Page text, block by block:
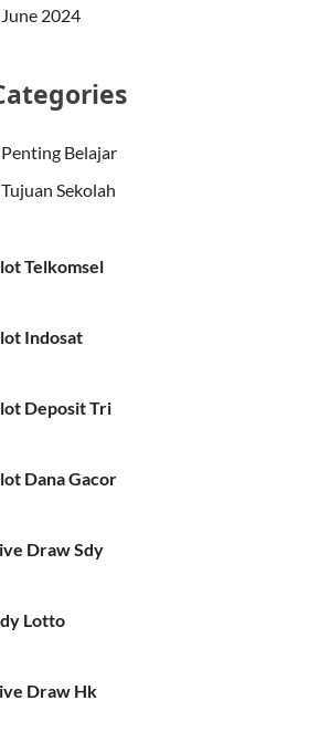
June 2024
Penting Belajar
Tujuan Sekolah
Telkomsel
Indosat
Deposit Tri
Dana Gacor
Draw Sdy
Lotto
Draw Hk